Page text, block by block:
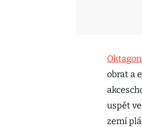
Oktagon
obrat a
uspět
zemí